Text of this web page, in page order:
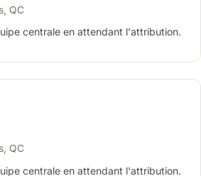
QC
centrale en attendant l'attribution.
QC
centrale en attendant l'attribution.